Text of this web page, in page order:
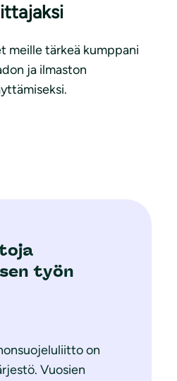
meille tärkeä kumppani
ja ilmaston
työn
on
Vuosien